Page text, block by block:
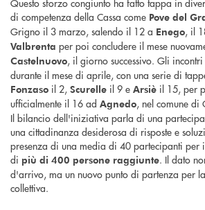
di competenza della Cassa come Pove del
Grigno il 3 marzo, salendo il 12 a Enego, il
Valbrenta per poi concludere il mese
Castelnuovo, il giorno successivo. Gli
durante il mese di aprile, con una serie di
Fonzaso il 2, Scurelle il 9 e Arsiè il 15, per
ufficialmente il 16 ad Agnedo, nel comune di
Il bilancio dell'iniziativa parla di una
una cittadinanza desiderosa di risposte e
presenza di una media di 40 partecipanti per
di più di 400 persone raggiunte. Il dato
d'arrivo, ma un nuovo punto di partenza per
collettiva.